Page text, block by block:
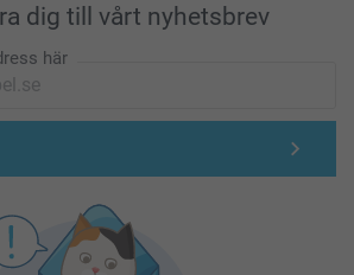
dig till vårt nyhetsbrev
här